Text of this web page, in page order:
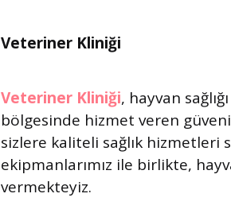
Veteriner Kliniği
Veteriner Kliniği, hayvan
bölgesinde hizmet veren
sizlere kaliteli sağlık hizmetleri
ekipmanlarımız ile birlikte,
vermekteyiz.